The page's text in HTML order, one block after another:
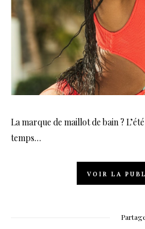
La marque de maillot de bain ?
temps…
VOIR LA